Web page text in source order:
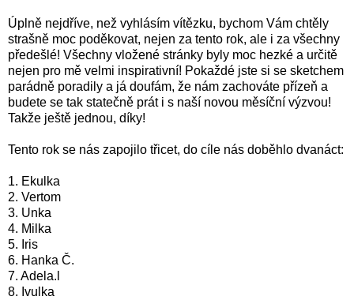
Úplně nejdříve, než vyhlásím vítězku, bychom Vám chtěly
strašně moc poděkovat, nejen za tento rok, ale i za všechny
předešlé! Všechny vložené stránky byly moc hezké a určitě
nejen pro mě velmi inspirativní! Pokaždé jste si se sketchem
parádně poradily a já doufám, že nám zachováte přízeň a
budete se tak statečně prát i s naší novou měsíční výzvou!
Takže ještě jednou, díky!
Tento rok se nás zapojilo třicet, do cíle nás doběhlo dvanáct:
1. Ekulka
2. Vertom
3. Unka
4. Milka
5. Iris
6. Hanka Č.
7. Adela.l
8. Ivulka